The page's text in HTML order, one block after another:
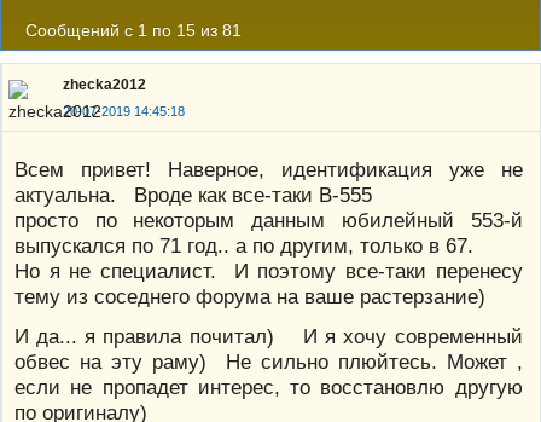
Сообщений с 1 по 15 из 81
zhecka2012
20-07-2019 14:45:18
Всем привет! Наверное, идентификация уже не
актуальна. Вроде как все-таки В-555
просто по некоторым данным юбилейный 553-й
выпускался по 71 год.. а по другим, только в 67.
Но я не специалист. И поэтому все-таки перенесу
тему из соседнего форума на ваше растерзание)
И да... я правила почитал) И я хочу современный
обвес на эту раму) Не сильно плюйтесь. Может ,
если не пропадет интерес, то восстановлю другую
по оригиналу)